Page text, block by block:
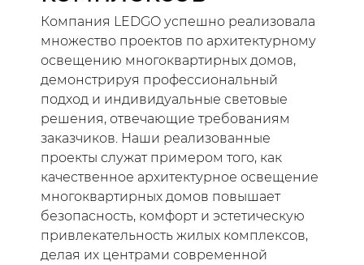
Компания LEDGO успешно реализовала
множество проектов по архитектурному
освещению многоквартирных домов,
демонстрируя профессиональный
подход и индивидуальные световые
решения, отвечающие требованиям
заказчиков. Наши реализованные
проекты служат примером того, как
качественное архитектурное освещение
многоквартирных домов повышает
безопасность, комфорт и эстетическую
привлекательность жилых комплексов,
делая их центрами современной